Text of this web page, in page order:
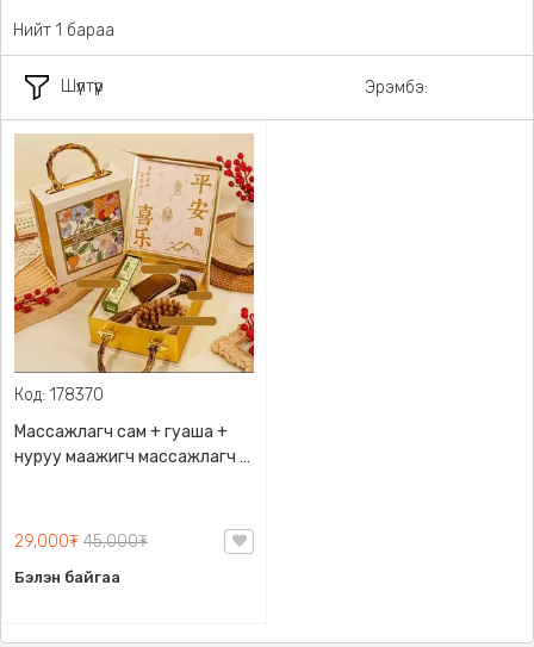
Шүүлтүүр
Нийт 1 бараа
Эрэмбэ:
Код: 178370
Массажлагч сам + гуаша +
нуруу маажигч массажлагч -
29,000₮ 45,000₮
Бэлэн байгаа